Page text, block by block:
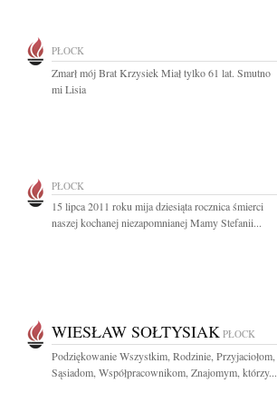
PŁOCK
Zmarł mój Brat Krzysiek Miał tylko 61 lat. Smutno
mi Lisia
PŁOCK
15 lipca 2011 roku mija dziesiąta rocznica śmierci
naszej kochanej niezapomnianej Mamy Stefanii...
WIESŁAW SOŁTYSIAK PŁOCK
Podziękowanie Wszystkim, Rodzinie, Przyjaciołom,
Sąsiadom, Współpracownikom, Znajomym, którzy...